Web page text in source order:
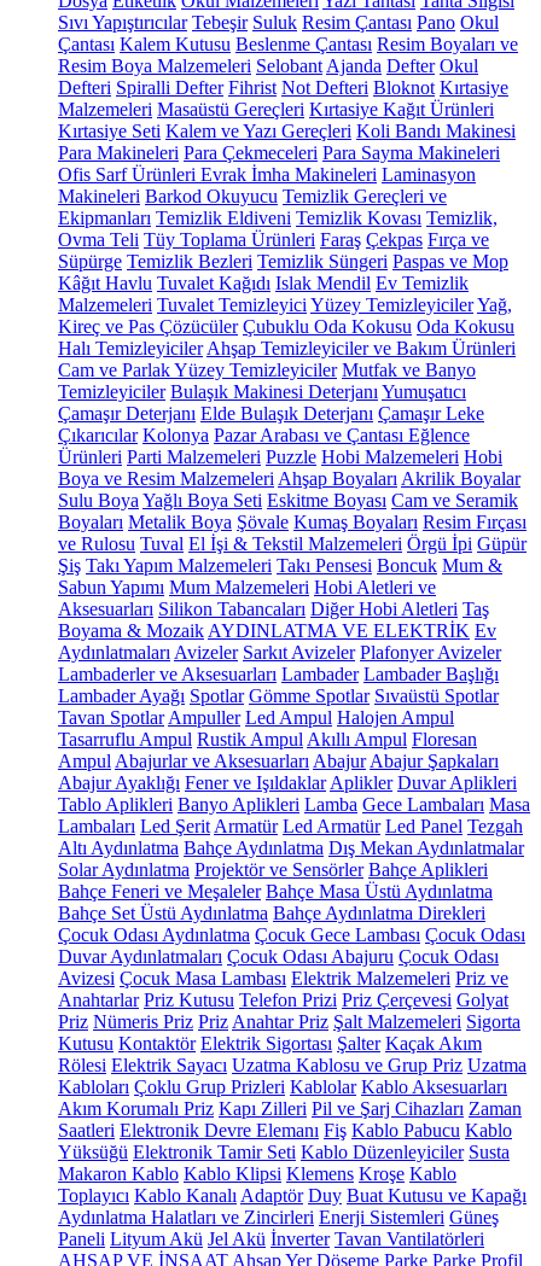
Sıvı Yapıştırıcılar Tebeşir Suluk Resim Çantası Pano Okul
Çantası Kalem Kutusu Beslenme Çantası Resim Boyaları ve
Resim Boya Malzemeleri Selobant Ajanda Defter Okul
Defteri Spiralli Defter Fihrist Not Defteri Bloknot Kırtasiye
Malzemeleri Masaüstü Gereçleri Kırtasiye Kağıt Ürünleri
Kırtasiye Seti Kalem ve Yazı Gereçleri Koli Bandı Makinesi
Para Makineleri Para Çekmeceleri Para Sayma Makineleri
Ofis Sarf Ürünleri Evrak İmha Makineleri Laminasyon
Makineleri Barkod Okuyucu Temizlik Gereçleri ve
Ekipmanları Temizlik Eldiveni Temizlik Kovası Temizlik,
Ovma Teli Tüy Toplama Ürünleri Faraş Çekpas Fırça ve
Süpürge Temizlik Bezleri Temizlik Süngeri Paspas ve Mop
Kâğıt Havlu Tuvalet Kağıdı Islak Mendil Ev Temizlik
Malzemeleri Tuvalet Temizleyici Yüzey TemizleyicilerYağ,
Kireç ve Pas Çözücüler Çubuklu Oda Kokusu Oda Kokusu
Halı Temizleyiciler Ahşap Temizleyiciler ve Bakım Ürünleri
Cam ve Parlak Yüzey Temizleyiciler Mutfak ve Banyo
Temizleyiciler Bulaşık Makinesi Deterjanı Yumuşatıcı
Çamaşır Deterjanı Elde Bulaşık Deterjanı Çamaşır Leke
Çıkarıcılar Kolonya Pazar Arabası ve Çantası Eğlence
Ürünleri Parti Malzemeleri Puzzle Hobi Malzemeleri Hobi
Boya ve Resim Malzemeleri Ahşap Boyaları Akrilik Boyalar
Sulu Boya Yağlı Boya Seti Eskitme Boyası Cam ve Seramik
Boyaları Metalik Boya Şövale Kumaş Boyaları Resim Fırçası
ve Rulosu Tuval El İşi & Tekstil Malzemeleri Örgü İpi Güpür
Şiş Takı Yapım Malzemeleri Takı Pensesi Boncuk Mum &
Sabun Yapımı Mum Malzemeleri Hobi Aletleri ve
Aksesuarları Silikon Tabancaları Diğer Hobi Aletleri Taş
Boyama & Mozaik AYDINLATMA VE ELEKTRİK Ev
Aydınlatmaları Avizeler Sarkıt Avizeler Plafonyer Avizeler
Lambaderler ve Aksesuarları Lambader Lambader Başlığı
Lambader Ayağı Spotlar Gömme Spotlar Sıvaüstü Spotlar
Tavan Spotlar Ampuller Led Ampul Halojen Ampul
Tasarruflu Ampul Rustik Ampul Akıllı Ampul Floresan
Ampul Abajurlar ve Aksesuarları Abajur Abajur Şapkaları
Abajur Ayaklığı Fener ve Işıldaklar Aplikler Duvar Aplikleri
Tablo Aplikleri Banyo Aplikleri Lamba Gece Lambaları Masa
Lambaları Led Şerit Armatür Led Armatür Led Panel Tezgah
Altı Aydınlatma Bahçe Aydınlatma Dış Mekan Aydınlatmalar
Solar Aydınlatma Projektör ve Sensörler Bahçe Aplikleri
Bahçe Feneri ve Meşaleler Bahçe Masa Üstü Aydınlatma
Bahçe Set Üstü Aydınlatma Bahçe Aydınlatma Direkleri
Çocuk Odası Aydınlatma Çocuk Gece Lambası Çocuk Odası
Duvar Aydınlatmaları Çocuk Odası Abajuru Çocuk Odası
Avizesi Çocuk Masa Lambası Elektrik Malzemeleri Priz ve
Anahtarlar Priz Kutusu Telefon Prizi Priz Çerçevesi Golyat
Priz Nümeris Priz Priz Anahtar Priz Şalt Malzemeleri Sigorta
Kutusu Kontaktör Elektrik Sigortası Şalter Kaçak Akım
Rölesi Elektrik Sayacı Uzatma Kablosu ve Grup Priz Uzatma
Kabloları Çoklu Grup Prizleri Kablolar Kablo Aksesuarları
Akım Korumalı Priz Kapı Zilleri Pil ve Şarj Cihazları Zaman
Saatleri Elektronik Devre Elemanı Fiş Kablo Pabucu Kablo
Yüksüğü Elektronik Tamir Seti Kablo Düzenleyiciler Susta
Makaron Kablo Kablo Klipsi Klemens Kroşe Kablo
Toplayıcı Kablo Kanalı Adaptör Duy Buat Kutusu ve Kapağı
Aydınlatma Halatları ve Zincirleri Enerji Sistemleri Güneş
Paneli Lityum Akü Jel Akü İnverter Tavan Vantilatörleri
AHŞAP VE İNŞAAT Ahşap Yer Döşeme Parke Parke Profil